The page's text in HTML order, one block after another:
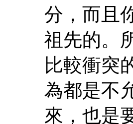
分，而且
祖先的。
比較衝突
為都是不
來，也是